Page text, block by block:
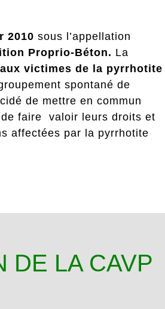
2010 sous l’appellation
Proprio-Béton. La
victimes de la pyrrhotite
spontané de
de mettre en commun
faire valoir leurs droits et
affectées par la pyrrhotite
DE LA CAVP